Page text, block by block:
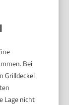
Bei
Grilldeckel
Lage nicht